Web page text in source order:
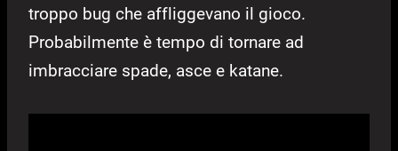
troppo bug che affliggevano il gioco.
Probabilmente è tempo di tornare ad
imbracciare spade, asce e katane.